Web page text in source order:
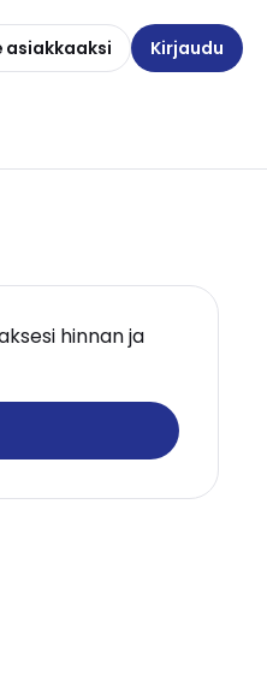
asiakkaaksi Kirjaudu
hinnan ja